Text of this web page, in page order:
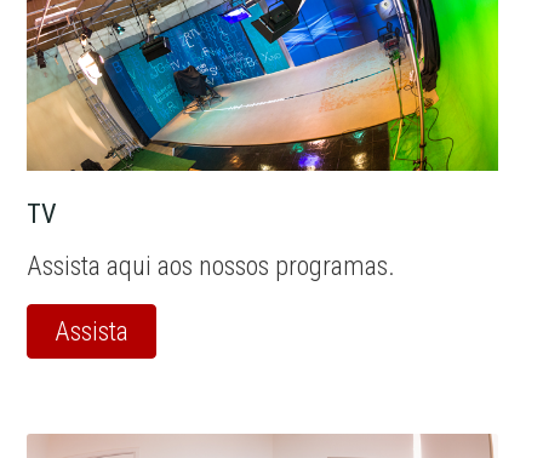
TV
Assista aqui aos nossos programas.
Assista